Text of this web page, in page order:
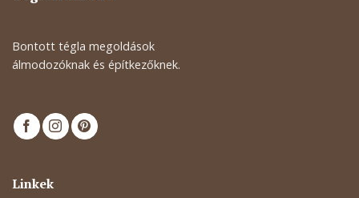
Bontott tégla megoldások
álmodozóknak és építkezőknek.
Linkek